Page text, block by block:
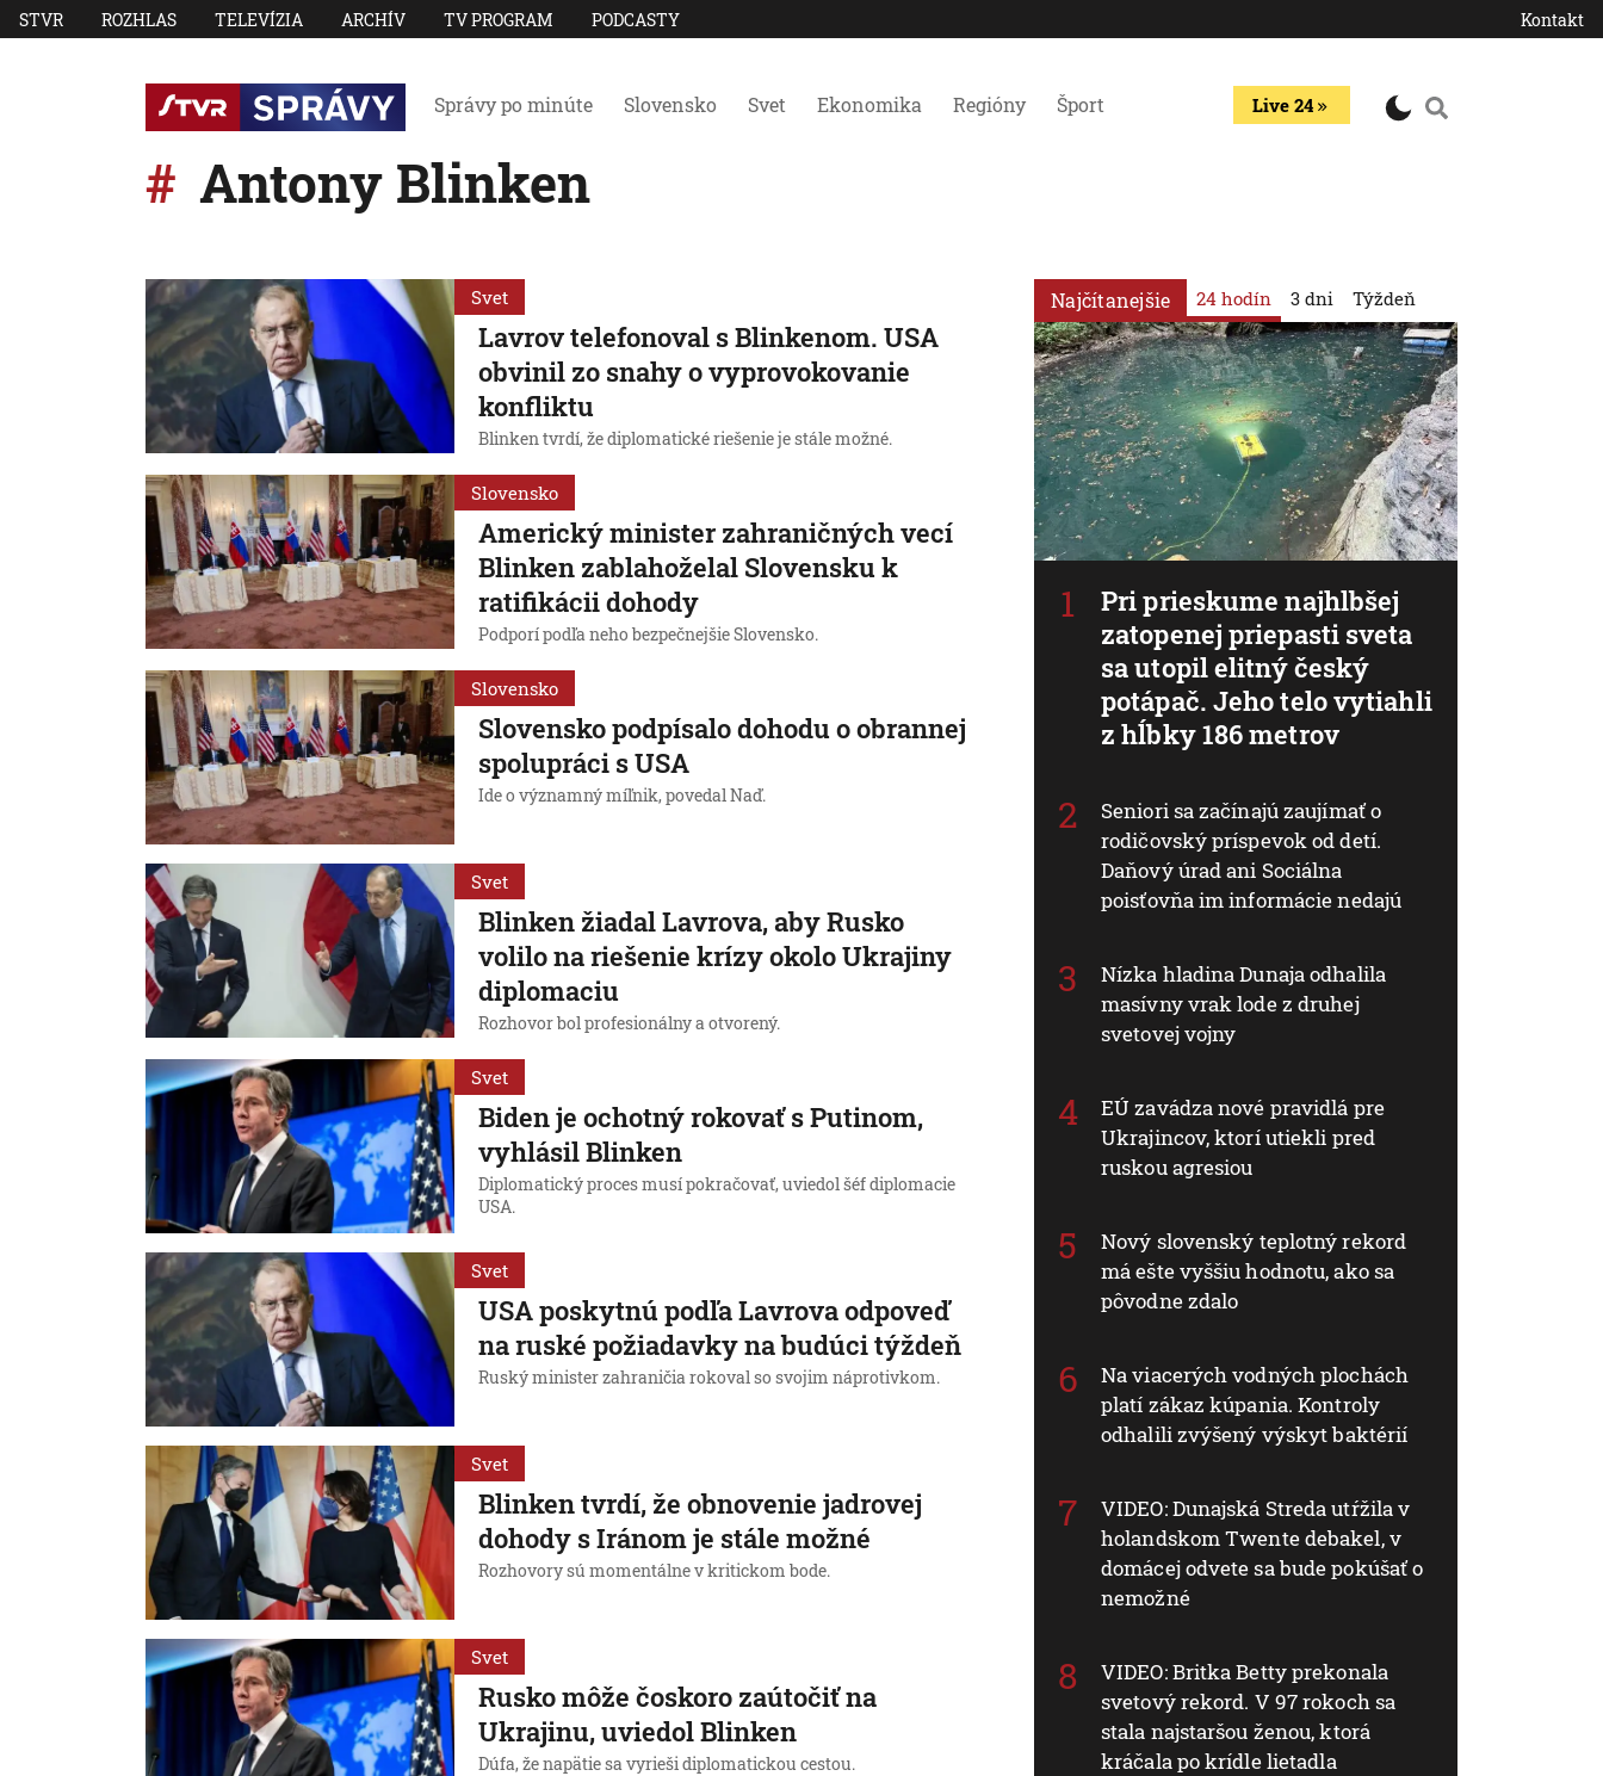
STVR ROZHLAS TELEVÍZIA ARCHÍV TV PROGRAM PODCASTY Kontakt
Správy po minúte Slovensko Svet Ekonomika Regióny Šport Live 24
Antony Blinken
Svet
Lavrov telefonoval s Blinkenom. USA
obvinil zo snahy o vyprovokovanie
konfliktu
Blinken tvrdí, že diplomatické riešenie je stále možné.
Slovensko
Americký minister zahraničných vecí
Blinken zablahoželal Slovensku k
ratifikácii dohody
Podporí podľa neho bezpečnejšie Slovensko.
Slovensko
Slovensko podpísalo dohodu o obrannej
spolupráci s USA
Ide o významný míľnik, povedal Naď.
Svet
Blinken žiadal Lavrova, aby Rusko
volilo na riešenie krízy okolo Ukrajiny
diplomaciu
Rozhovor bol profesionálny a otvorený.
Svet
Biden je ochotný rokovať s Putinom,
vyhlásil Blinken
Diplomatický proces musí pokračovať, uviedol šéf diplomacie
USA.
Svet
USA poskytnú podľa Lavrova odpoveď
na ruské požiadavky na budúci týždeň
Ruský minister zahraničia rokoval so svojim náprotivkom.
Svet
Blinken tvrdí, že obnovenie jadrovej
dohody s Iránom je stále možné
Rozhovory sú momentálne v kritickom bode.
Svet
Rusko môže čoskoro zaútočiť na
Ukrajinu, uviedol Blinken
Dúfa, že napätie sa vyrieši diplomatickou cestou.
Najčítanejšie 24 hodín
Pri prieskume najhlbšej
zatopenej priepasti sveta
sa utopil elitný český
potápač. Jeho telo vytiahli
z hĺbky 186 metrov
Seniori sa začínajú zaujímať o
rodičovský príspevok od detí.
Daňový úrad ani Sociálna
poisťovňa im informácie nedajú
Nízka hladina Dunaja odhalila
masívny vrak lode z druhej
svetovej vojny
EÚ zavádza nové pravidlá pre
Ukrajincov, ktorí utiekli pred
ruskou agresiou
Nový slovenský teplotný rekord
má ešte vyššiu hodnotu, ako sa
pôvodne zdalo
Na viacerých vodných plochách
platí zákaz kúpania. Kontroly
odhalili zvýšený výskyt baktérií
VIDEO: Dunajská Streda utŕžila v
holandskom Twente debakel, v
domácej odvete sa bude pokúšať o
nemožné
VIDEO: Britka Betty prekonala
svetový rekord. V 97 rokoch sa
stala najstaršou ženou, ktorá
kráčala po krídle lietadla
3 dni Týždeň